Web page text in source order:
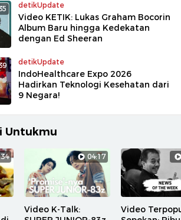
detikUpdate
Video KETIK: Lukas Graham Bocorin
Album Baru hingga Kedekatan
dengan Ed Sheeran
detikUpdate
IndoHealthcare Expo 2026
Hadirkan Teknologi Kesehatan dari
9 Negara!
Untukmu
04:17
Video K-Talk:
Video